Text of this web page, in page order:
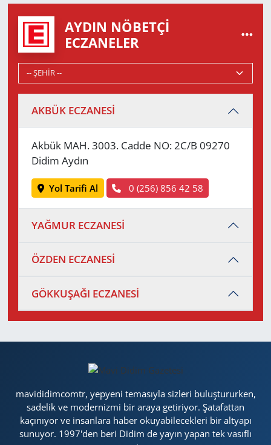
AYDIN NÖBETÇI
ECZANELER
AKBÜK ECZANESİ
Akbük MAH. 3003. Cadde NO: 2C/B 09270
Didim Aydın
Yol Tarifi Al 0 (256) 856 42 58
YAĞMUR ECZANESİ
ÖZDEN ECZANESİ
GÖKKUŞAĞI ECZANESİ
mavididimcomtr, yepyeni temasıyla sizleri buluştururken,
sadelik ve modernizmi bir araya getiriyor. Şatafattan
kaçınıyor ve insanlara haber okuyabilecekleri bir altyapı
sunuyor. 1997'den beri Didim de yayın yapan tek vasıflı